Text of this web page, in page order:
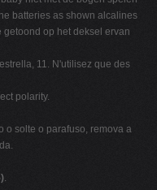
batteries as shown alcalines
getoond op het deksel ervan
11. N'utilisez que des
polarity.
o solte o parafuso, remova a
.